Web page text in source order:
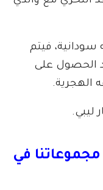
سودانية، فيتم
الحصول على
الهجرية.
في